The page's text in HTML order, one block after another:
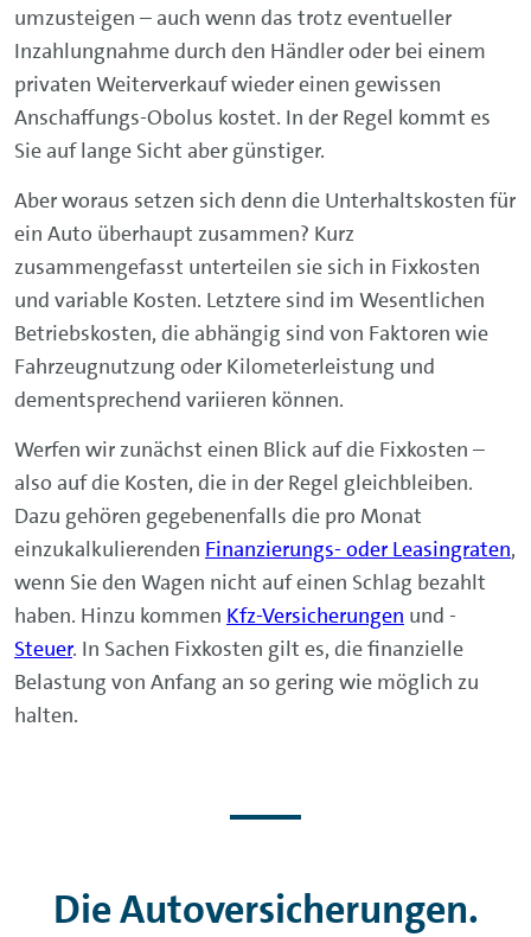
umzusteigen – auch wenn das trotz eventueller
Inzahlungnahme durch den Händler oder bei einem
privaten Weiterverkauf wieder einen gewissen
Anschaffungs-Obolus kostet. In der Regel kommt es
Sie auf lange Sicht aber günstiger.
Aber woraus setzen sich denn die Unterhaltskosten für
ein Auto überhaupt zusammen? Kurz
zusammengefasst unterteilen sie sich in Fixkosten
und variable Kosten. Letztere sind im Wesentlichen
Betriebskosten, die abhängig sind von Faktoren wie
Fahrzeugnutzung oder Kilometerleistung und
dementsprechend variieren können.
Werfen wir zunächst einen Blick auf die Fixkosten –
also auf die Kosten, die in der Regel gleichbleiben.
Dazu gehören gegebenenfalls die pro Monat
einzukalkulierenden Finanzierungs- oder Leasingraten,
wenn Sie den Wagen nicht auf einen Schlag bezahlt
haben. Hinzu kommen Kfz-Versicherungen und -
Steuer. In Sachen Fixkosten gilt es, die finanzielle
Belastung von Anfang an so gering wie möglich zu
halten.
Die Autoversicherungen.